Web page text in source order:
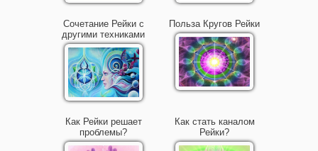
Сочетание Рейки с
другими техниками
Польза Кругов Рейки
Как Рейки решает
проблемы?
Как стать каналом
Рейки?